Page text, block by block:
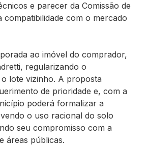
e parecer da Comissão de
compatibilidade com o mercado
ao imóvel do comprador,
regularizando o
lote vizinho. A proposta
de prioridade e, com a
poderá formalizar a
o uso racional do solo
seu compromisso com a
áreas públicas.